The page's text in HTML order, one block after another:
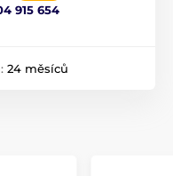
915 654
24 měsíců